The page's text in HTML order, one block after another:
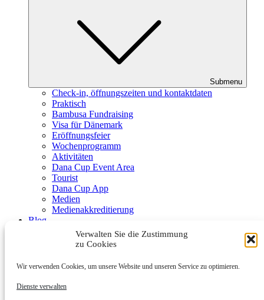
Verwalten Sie die Zustimmung
zu Cookies
Wir verwenden Cookies, um unsere Website und unseren Service zu optimieren.
Dienste verwalten
Submenu
Check-in, öffnungszeiten und kontaktdaten
Praktisch
Bambusa Fundraising
Visa für Dänemark
Eröffnungsfeier
Wochenprogramm
Aktivitäten
Dana Cup Event Area
Tourist
Dana Cup App
Medien
Medienakkreditierung
Blog
Schiedsrichter